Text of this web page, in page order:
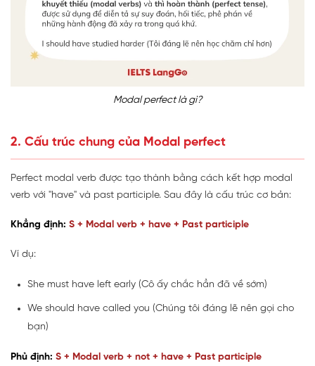
Modal perfect là gì?
2. Cấu trúc chung của Modal perfect
Perfect modal verb được tạo thành bằng cách kết hợp modal
verb với "have" và past participle. Sau đây là cấu trúc cơ bản:
Khẳng định: S + Modal verb + have + Past participle
Ví dụ:
She must have left early (Cô ấy chắc hẳn đã về sớm)
We should have called you (Chúng tôi đáng lẽ nên gọi cho
bạn)
Phủ định: S + Modal verb + not + have + Past participle